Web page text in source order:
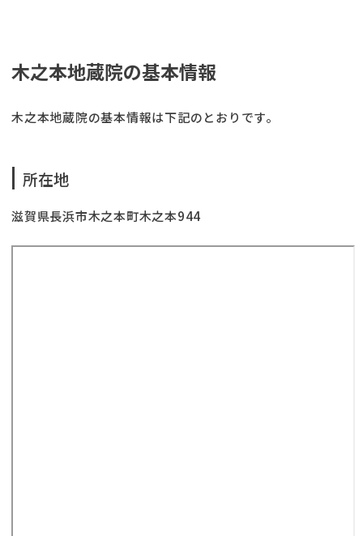
木之本地蔵院の基本情報
木之本地蔵院の基本情報は下記のとおりです。
所在地
滋賀県長浜市木之本町木之本944